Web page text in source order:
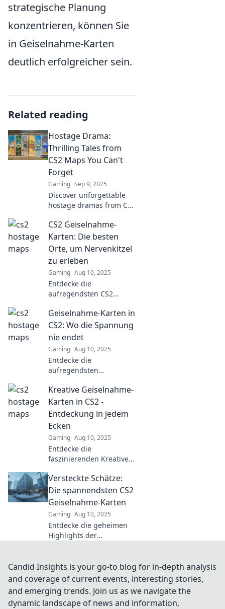
strategische Planung
konzentrieren, können Sie
in Geiselnahme-Karten
deutlich erfolgreicher sein.
Related reading
Hostage Drama:
Thrilling Tales from
CS2 Maps You Can't
Forget
Gaming Sep 9, 2025
Discover unforgettable
hostage dramas from CS2
on the edge of your seat!
Dive into thrilling tales
and epic moments now!
CS2 Geiselnahme-
Karten: Die besten
Orte, um Nervenkitzel
zu erleben
Gaming Aug 10, 2025
Entdecke die
aufregendsten CS2
Finde die besten Orte für
ultimativen Nervenkitzel
und spannendste
Strategien!
Geiselnahme-Karten in
CS2: Wo die Spannung
nie endet
Gaming Aug 10, 2025
Entdecke die
aufregendsten
CS2! Taktik, Spannung
und Nervenkitzel warten
auf dich. Jetzt eintauchen
und spielen!
Kreative Geiselnahme-
Karten in CS2 -
Entdeckung in jedem
Ecken
Gaming Aug 10, 2025
Entdecke die
faszinierenden Kreative
CS2! Überraschungen
warten in jeder Ecke –
lass dich inspirieren und
starte dein Abenteuer!
Versteckte Schätze:
Die spannendsten CS2
Geiselnahme-Karten
Gaming Aug 10, 2025
Entdecke die geheimen
Highlights der
dich von unerwarteten
Strategien überraschen!
Candid Insights is your go-to blog for in-depth analysis
and coverage of current events, interesting stories,
and emerging trends. Join us as we navigate the
dynamic landscape of news and information,